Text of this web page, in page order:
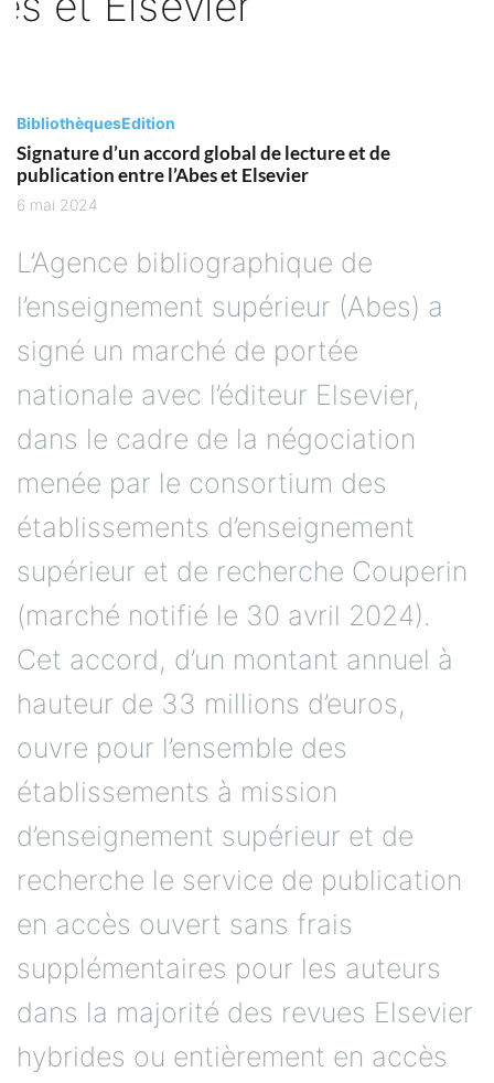
BibliothèquesEdition
Signature d’un accord global de lecture et de
publication entre l’Abes et Elsevier
6 mai 2024
L’Agence bibliographique de
l’enseignement supérieur (Abes) a
signé un marché de portée
nationale avec l’éditeur Elsevier,
dans le cadre de la négociation
menée par le consortium des
établissements d’enseignement
supérieur et de recherche Couperin
(marché notifié le 30 avril 2024).
Cet accord, d’un montant annuel à
hauteur de 33 millions d’euros,
ouvre pour l’ensemble des
établissements à mission
d’enseignement supérieur et de
recherche le service de publication
en accès ouvert sans frais
supplémentaires pour les auteurs
dans la majorité des revues Elsevier
hybrides ou entièrement en accès